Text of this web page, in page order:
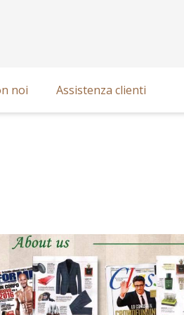
noi Assistenza clienti